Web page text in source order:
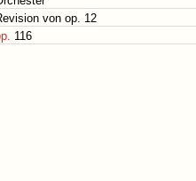
von op. 12
116